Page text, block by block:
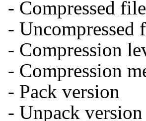
- Compressed
- Uncompressed
- Compression
- Compression
- Pack version
- Unpack version